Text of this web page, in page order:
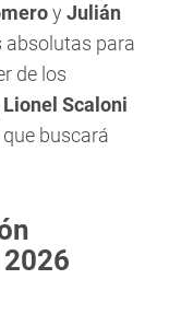
y Julián
absolutas para
de los
Lionel Scaloni
buscará